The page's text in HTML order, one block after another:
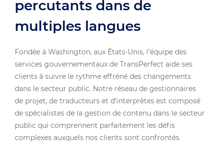
percutants dans de
multiples langues
Fondée à Washington, aux États-Unis, l’équipe des
services gouvernementaux de TransPerfect aide ses
clients à suivre le rythme effréné des changements
dans le secteur public. Notre réseau de gestionnaires
de projet, de traducteurs et d’interprètes est composé
de spécialistes de la gestion de contenu dans le secteur
public qui comprennent parfaitement les défis
complexes auxquels nos clients sont confrontés.